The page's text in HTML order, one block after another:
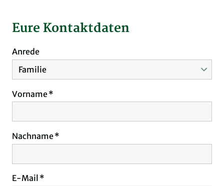
Eure Kontaktdaten
Anrede
Vorname
Nachname
E-Mail